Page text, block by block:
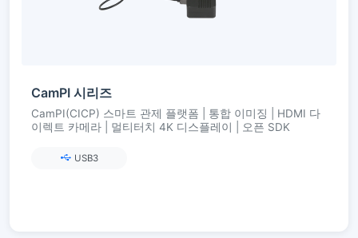
CamPI 시리즈
CamPI(CICP) 스마트 관제 플랫폼 | 통합 이미징 | HDMI 다
이렉트 카메라 | 멀티터치 4K 디스플레이 | 오픈 SDK
USB3